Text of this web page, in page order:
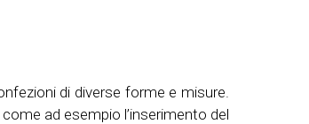
di diverse forme e misure.
come ad esempio l’inserimento del